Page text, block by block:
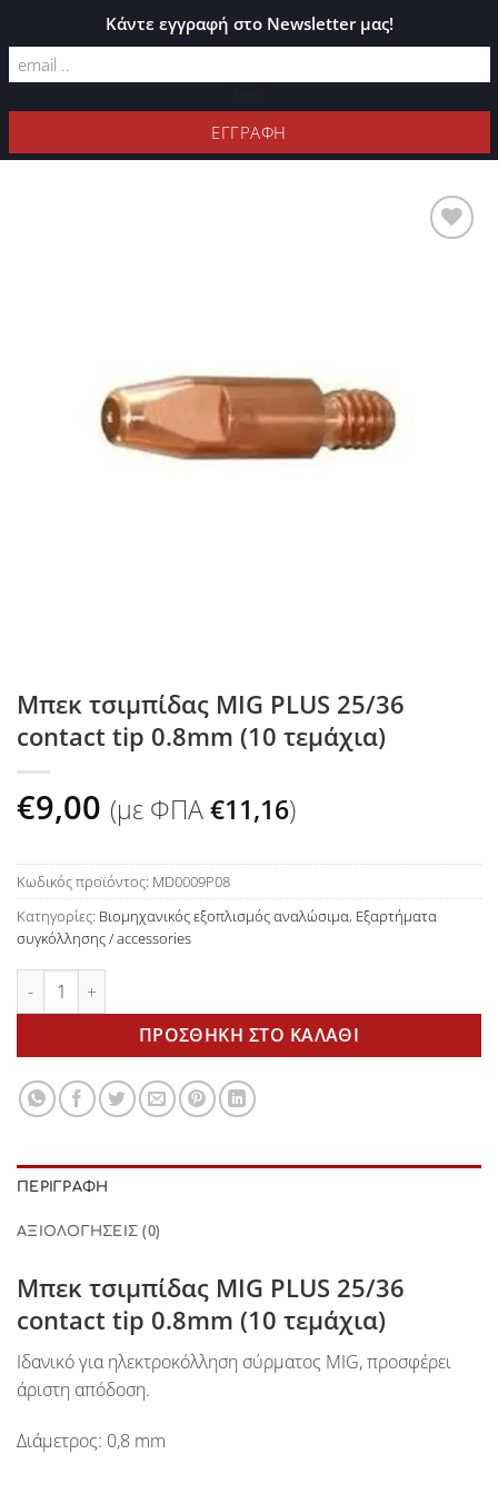
ΚΑΤΆΛΟΓΟΣ PLEXIGLASS
ΦΊΛΤΡΑ
Μπεκ τσιμπίδας MIG PLUS 25/36
contact tip 0.8mm (10 τεμάχια)
€9,00 (με ΦΠΑ€11,16)
Κωδικός προϊόντος: MD0009P08
Κατηγορίες: Βιομηχανικός εξοπλισμός αναλώσιμα, Εξαρτήματα
συγκόλλησης / accessories
Μπεκ τσιμπίδας MIG PLUS 25/36 contact tip 0.8mm (10
ΠΡΟΣΘΉΚΗ ΣΤΟ ΚΑΛΆΘΙ
ΠΕΡΙΓΡΑΦΉ
ΑΞΙΟΛΟΓΉΣΕΙΣ (0)
Μπεκ τσιμπίδας MIG PLUS 25/36
contact tip 0.8mm (10 τεμάχια)
Ιδανικό για ηλεκτροκόλληση σύρματος MIG, προσφέρει
άριστη απόδοση.
Διάμετρος: 0,8 mm
Κάντε εγγραφή στο Newsletter μας!